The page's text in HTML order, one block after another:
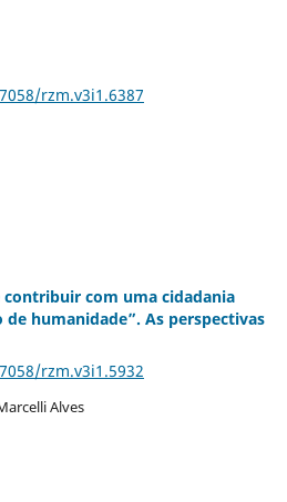
rzm.v3i1.6387
contribuir com uma cidadania
humanidade”. As perspectivas
rzm.v3i1.5932
Alves